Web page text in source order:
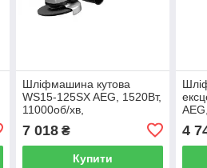
Шліфмашина кутова
WS15-125SX AEG, 1520Вт,
11000об/хв,
3,58кг
7 018₴
Купити
4